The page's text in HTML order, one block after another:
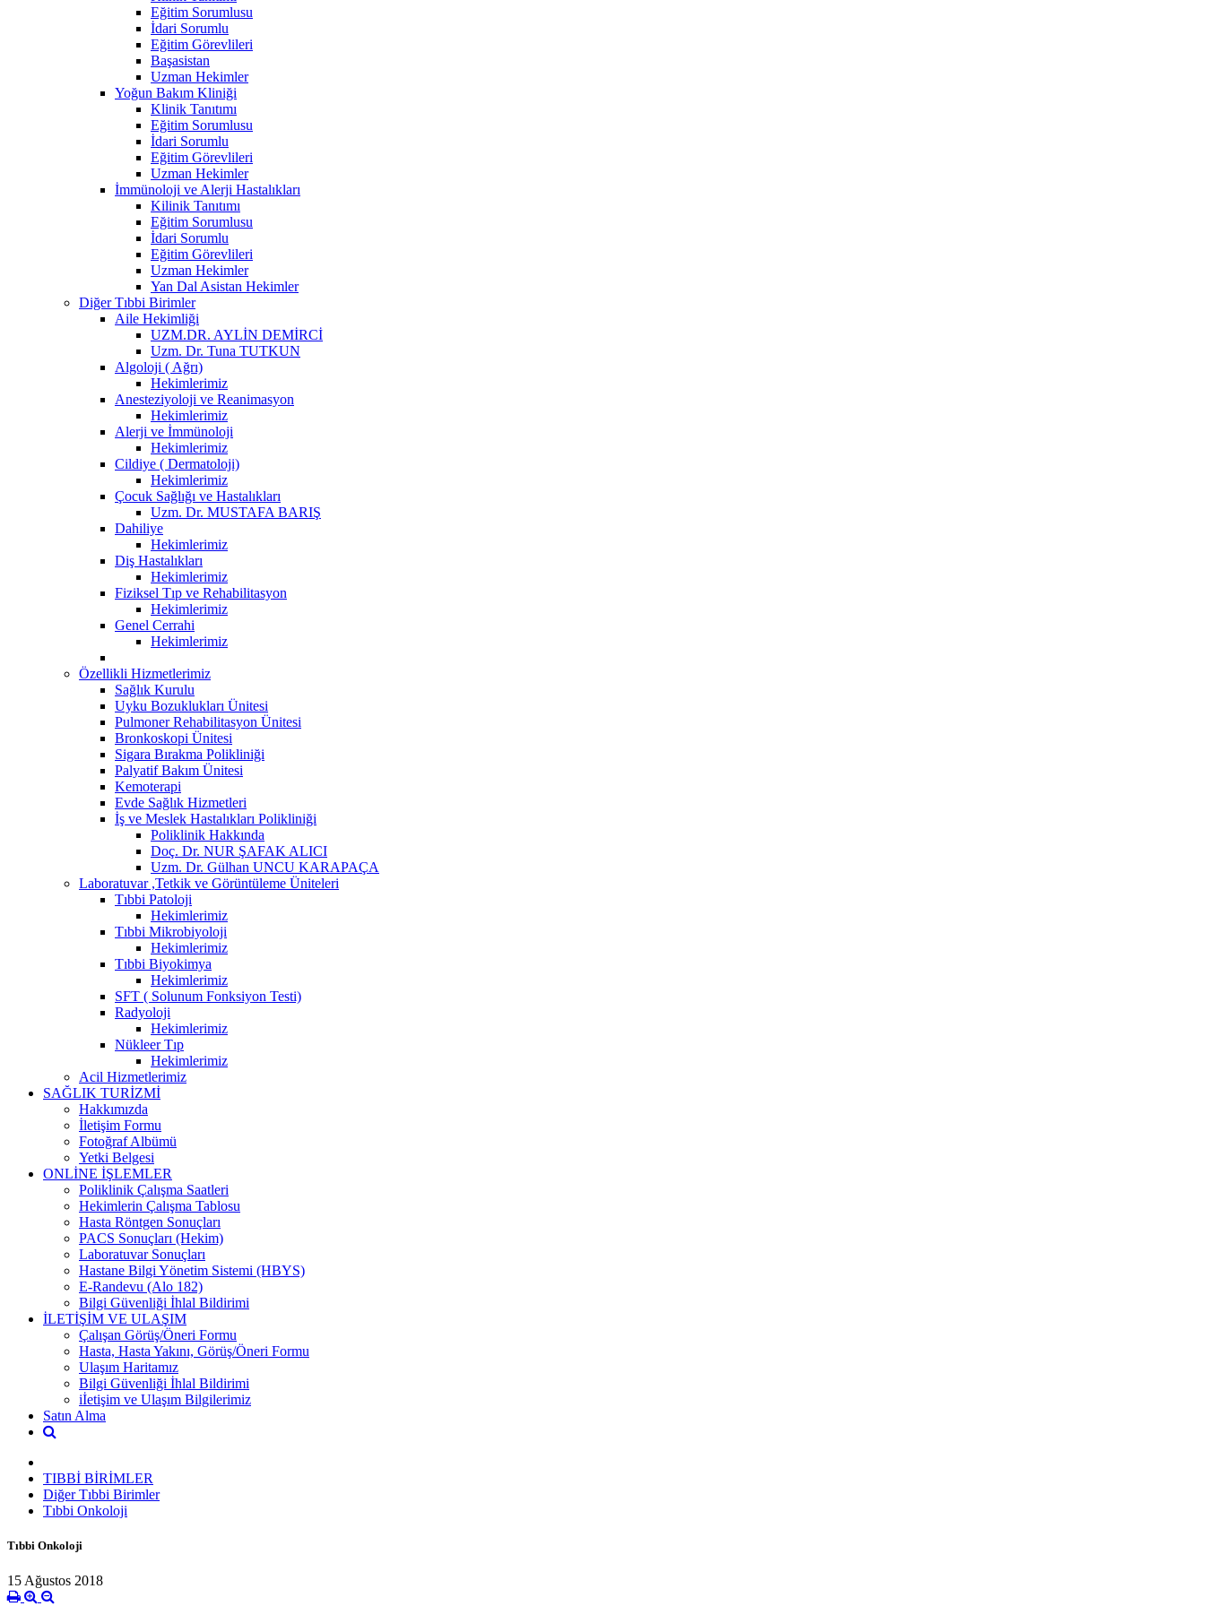
Eğitim Sorumlusu
İdari Sorumlu
Eğitim Görevlileri
Başasistan
Uzman Hekimler
Yoğun Bakım Kliniği
Klinik Tanıtımı
Eğitim Sorumlusu
İdari Sorumlu
Eğitim Görevlileri
Uzman Hekimler
İmmünoloji ve Alerji Hastalıkları
Kilinik Tanıtımı
Eğitim Sorumlusu
İdari Sorumlu
Eğitim Görevlileri
Uzman Hekimler
Yan Dal Asistan Hekimler
Diğer Tıbbi Birimler
Aile Hekimliği
UZM.DR. AYLİN DEMİRCİ
Uzm. Dr. Tuna TUTKUN
Algoloji ( Ağrı)
Hekimlerimiz
Anesteziyoloji ve Reanimasyon
Hekimlerimiz
Alerji ve İmmünoloji
Hekimlerimiz
Cildiye ( Dermatoloji)
Hekimlerimiz
Çocuk Sağlığı ve Hastalıkları
Uzm. Dr. MUSTAFA BARIŞ
Dahiliye
Hekimlerimiz
Diş Hastalıkları
Hekimlerimiz
Fiziksel Tıp ve Rehabilitasyon
Hekimlerimiz
Genel Cerrahi
Hekimlerimiz
Özellikli Hizmetlerimiz
Sağlık Kurulu
Uyku Bozuklukları Ünitesi
Pulmoner Rehabilitasyon Ünitesi
Bronkoskopi Ünitesi
Sigara Bırakma Polikliniği
Palyatif Bakım Ünitesi
Kemoterapi
Evde Sağlık Hizmetleri
İş ve Meslek Hastalıkları Polikliniği
Poliklinik Hakkında
Doç. Dr. NUR ŞAFAK ALICI
Uzm. Dr. Gülhan UNCU KARAPAÇA
Laboratuvar ,Tetkik ve Görüntüleme Üniteleri
Tıbbi Patoloji
Hekimlerimiz
Tıbbi Mikrobiyoloji
Hekimlerimiz
Tıbbi Biyokimya
Hekimlerimiz
SFT ( Solunum Fonksiyon Testi)
Radyoloji
Hekimlerimiz
Nükleer Tıp
Hekimlerimiz
Acil Hizmetlerimiz
SAĞLIK TURİZMİ
Hakkımızda
İletişim Formu
Fotoğraf Albümü
Yetki Belgesi
ONLİNE İŞLEMLER
Poliklinik Çalışma Saatleri
Hekimlerin Çalışma Tablosu
Hasta Röntgen Sonuçları
PACS Sonuçları (Hekim)
Laboratuvar Sonuçları
Hastane Bilgi Yönetim Sistemi (HBYS)
E-Randevu (Alo 182)
Bilgi Güvenliği İhlal Bildirimi
İLETİŞİM VE ULAŞIM
Çalışan Görüş/Öneri Formu
Hasta, Hasta Yakını, Görüş/Öneri Formu
Ulaşım Haritamız
Bilgi Güvenliği İhlal Bildirimi
iİetişim ve Ulaşım Bilgilerimiz
Satın Alma
TIBBİ BİRİMLER
Diğer Tıbbi Birimler
Tıbbi Onkoloji
Tıbbi Onkoloji
15 Ağustos 2018